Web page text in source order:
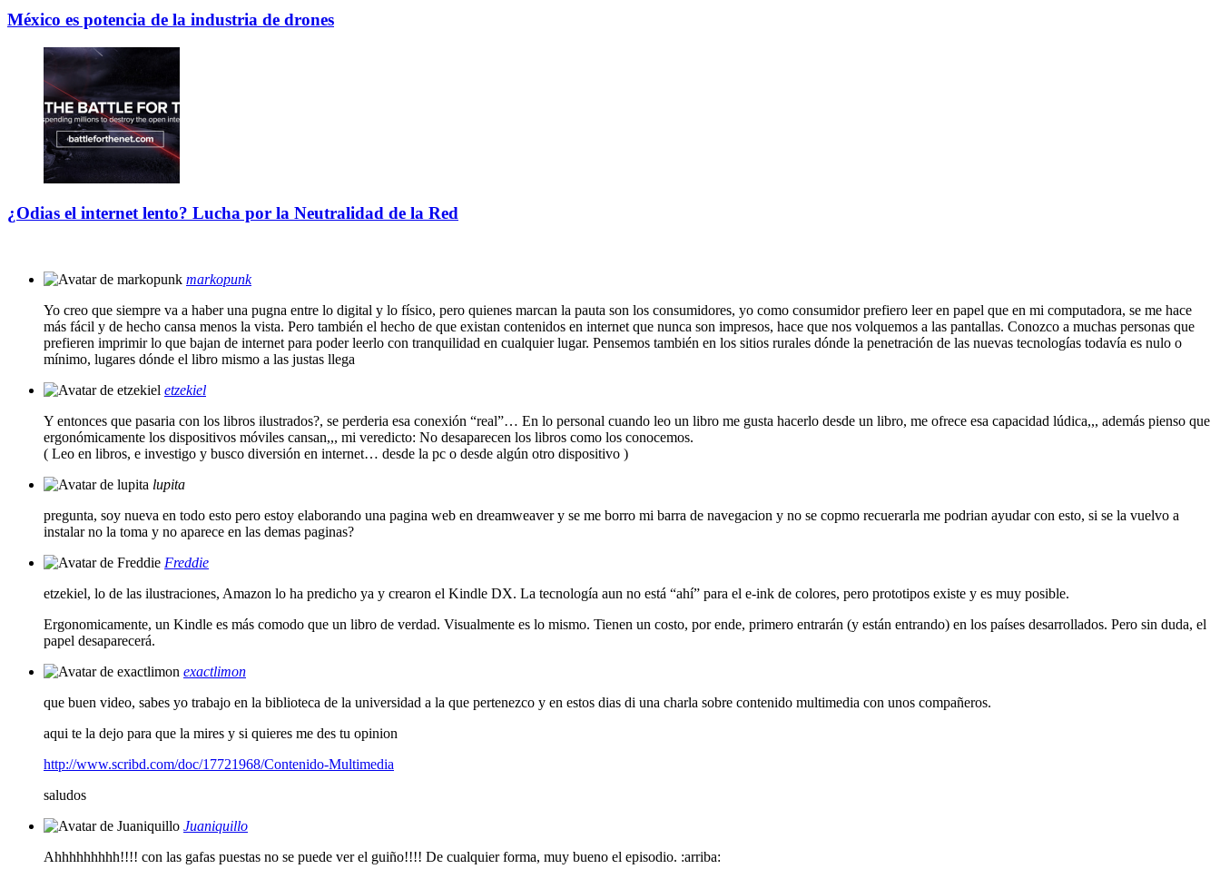
México es potencia de la industria de drones
¿Odias el internet lento? Lucha por la Neutralidad de la Red
markopunk
Yo creo que siempre va a haber una pugna entre lo digital y lo físico, pero quienes marcan la pauta son los consumidores, yo como consumidor prefiero leer en papel que en mi computadora, se me hace
más fácil y de hecho cansa menos la vista. Pero también el hecho de que existan contenidos en internet que nunca son impresos, hace que nos volquemos a las pantallas. Conozco a muchas personas que
prefieren imprimir lo que bajan de internet para poder leerlo con tranquilidad en cualquier lugar. Pensemos también en los sitios rurales dónde la penetración de las nuevas tecnologías todavía es nulo o
mínimo, lugares dónde el libro mismo a las justas llega
etzekiel
Y entonces que pasaria con los libros ilustrados?, se perderia esa conexión “real”… En lo personal cuando leo un libro me gusta hacerlo desde un libro, me ofrece esa capacidad lúdica,,, además pienso que
ergonómicamente los dispositivos móviles cansan,,, mi veredicto: No desaparecen los libros como los conocemos.
( Leo en libros, e investigo y busco diversión en internet… desde la pc o desde algún otro dispositivo )
lupita
pregunta, soy nueva en todo esto pero estoy elaborando una pagina web en dreamweaver y se me borro mi barra de navegacion y no se copmo recuerarla me podrian ayudar con esto, si se la vuelvo a
instalar no la toma y no aparece en las demas paginas?
Freddie
etzekiel, lo de las ilustraciones, Amazon lo ha predicho ya y crearon el Kindle DX. La tecnología aun no está “ahí” para el e-ink de colores, pero prototipos existe y es muy posible.
Ergonomicamente, un Kindle es más comodo que un libro de verdad. Visualmente es lo mismo. Tienen un costo, por ende, primero entrarán (y están entrando) en los países desarrollados. Pero sin duda, el
papel desaparecerá.
exactlimon
que buen video, sabes yo trabajo en la biblioteca de la universidad a la que pertenezco y en estos dias di una charla sobre contenido multimedia con unos compañeros.
aqui te la dejo para que la mires y si quieres me des tu opinion
http://www.scribd.com/doc/17721968/Contenido-Multimedia
saludos
Juaniquillo
Ahhhhhhhhh!!!! con las gafas puestas no se puede ver el guiño!!!! De cualquier forma, muy bueno el episodio. :arriba: